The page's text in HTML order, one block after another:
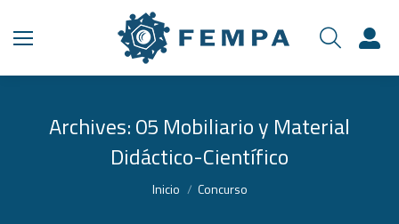
Archives:05 Mobiliario y Material
Didáctico-Científico
Estás aquí:
Inicio Concurso